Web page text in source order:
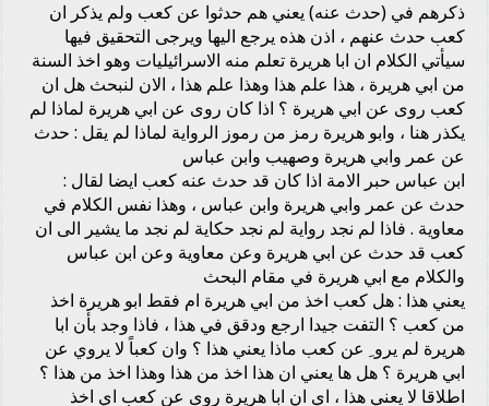
ذكرهم في (حدث عنه) يعني هم حدثوا عن كعب ولم يذكر ان
كعب حدث عنهم ، اذن هذه يرجع اليها ويرجى التحقيق فيها
سيأتي الكلام ان ابا هريرة تعلم منه الاسرائيليات وهو اخذ السنة
من ابي هريرة ، هذا علم هذا وهذا علم هذا ، الان لنبحث هل ان
كعب روى عن ابي هريرة ؟ اذا كان روى عن ابي هريرة لماذا لم
يكذر هنا ، وابو هريرة رمز من رموز الرواية لماذا لم يقل : حدث
عن عمر وابي هريرة وصهيب وابن عباس
ابن عباس حبر الامة اذا كان قد حدث عنه كعب ايضا لقال :
حدث عن عمر وابي هريرة وابن عباس ، وهذا نفس الكلام في
معاوية . فاذا لم نجد رواية لم نجد حكاية لم نجد ما يشير الى ان
كعب قد حدث عن ابي هريرة وعن معاوية وعن ابن عباس
والكلام مع ابي هريرة في مقام البحث
يعني هذا : هل كعب اخذ من ابي هريرة ام فقط ابو هريرة اخذ
من كعب ؟ التفت جيدا ارجع ودقق في هذا ، فاذا وجد بأن ابا
هريرة لم يرو ِ عن كعب ماذا يعني هذا ؟ وان كعباً لا يروي عن
ابي هريرة ؟ هل ها يعني ان هذا اخذ من هذا وهذا اخذ من هذا ؟
اطلاقا لا يعني هذا ، اي ان ابا هريرة روى عن كعب اي اخذ